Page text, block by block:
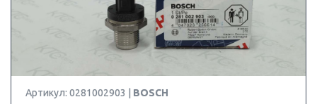
Артикул: 0281002903 | BOSCH